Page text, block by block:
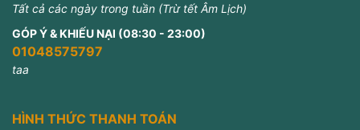
Tất cả các ngày trong tuần (Trừ tết Âm Lịch)
GÓP Ý & KHIẾU NẠI (08:30 - 23:00)
01048575797
taa
HÌNH THỨC THANH TOÁN